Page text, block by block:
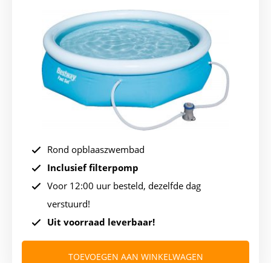
Rond opblaaszwembad
Inclusief filterpomp
Voor 12:00 uur besteld, dezelfde dag
verstuurd!
Uit voorraad leverbaar!
TOEVOEGEN AAN WINKELWAGEN